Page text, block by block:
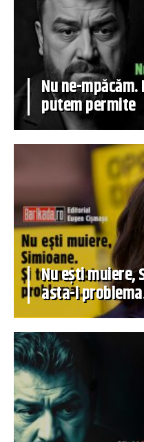
Nu ne-
putem permite
Nu ești muiere,
asta-i